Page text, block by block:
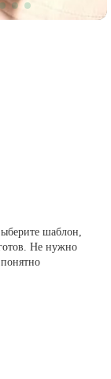
шаблон,
Не нужно